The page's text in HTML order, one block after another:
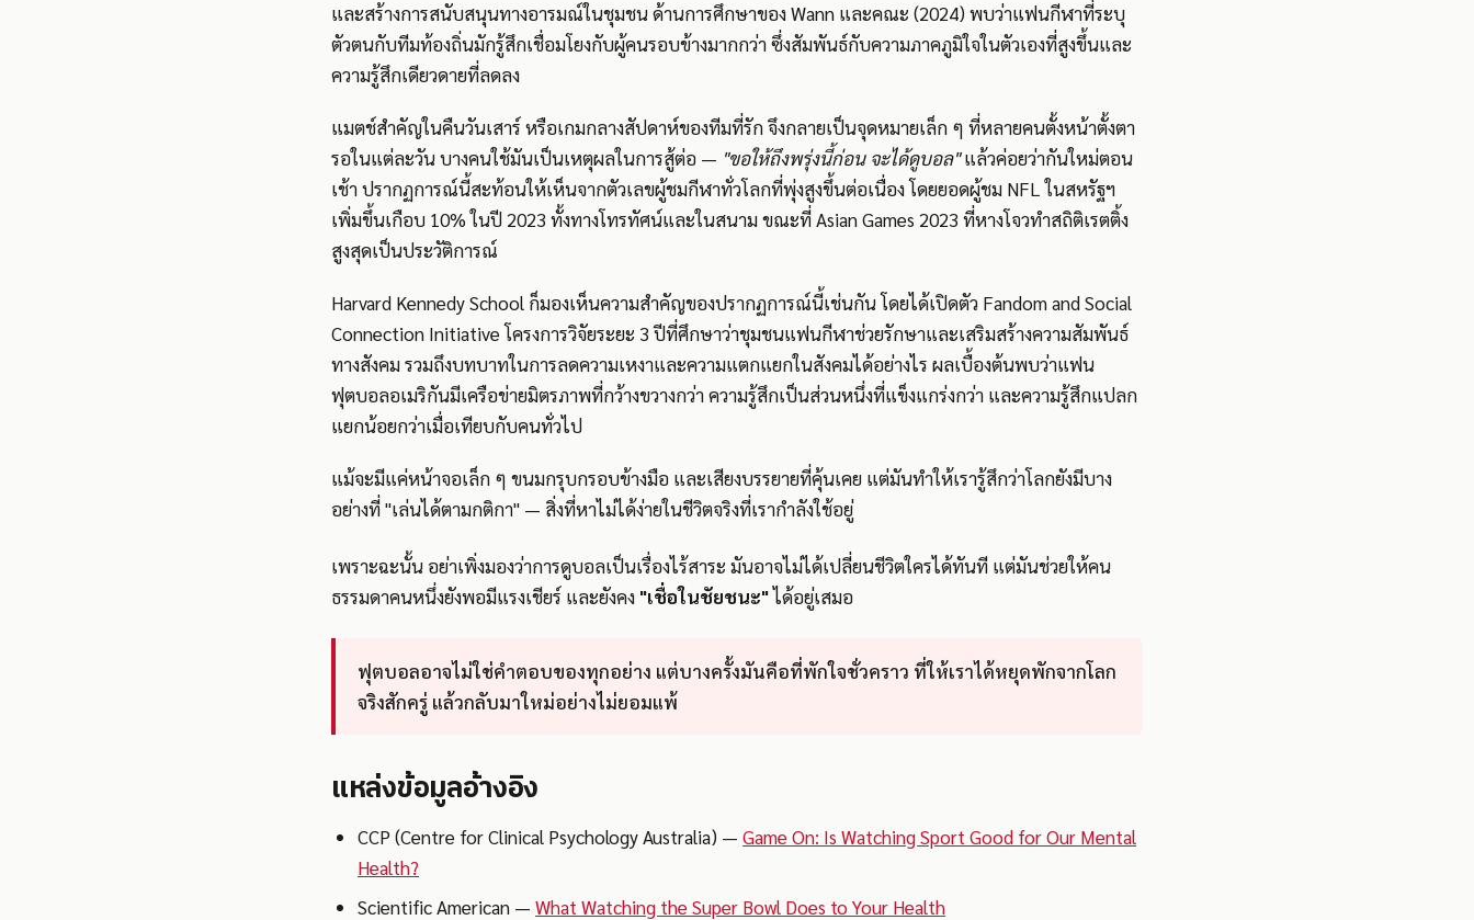
และสร้างการสนับสนุนทางอารมณ์ในชุมชน ด้านการศึกษาของ Wann และคณะ (2024) พบว่าแฟนกีฬาที่ระบุ
ตัวตนกับทีมท้องถิ่นมักรู้สึกเชื่อมโยงกับผู้คนรอบข้างมากกว่า ซึ่งสัมพันธ์กับความภาคภูมิใจในตัวเองที่สูงขึ้นและ
ความรู้สึกเดียวดายที่ลดลง
แมตช์สำคัญในคืนวันเสาร์ หรือเกมกลางสัปดาห์ของทีมที่รัก จึงกลายเป็นจุดหมายเล็ก ๆ ที่หลายคนตั้งหน้าตั้งตา
รอในแต่ละวัน บางคนใช้มันเป็นเหตุผลในการสู้ต่อ — "ขอให้ถึงพรุ่งนี้ก่อน จะได้ดูบอล"แล้วค่อยว่ากันใหม่ตอน
เช้า ปรากฏการณ์นี้สะท้อนให้เห็นจากตัวเลขผู้ชมกีฬาทั่วโลกที่พุ่งสูงขึ้นต่อเนื่อง โดยยอดผู้ชม NFL ในสหรัฐฯ
เพิ่มขึ้นเกือบ 10% ในปี 2023 ทั้งทางโทรทัศน์และในสนาม ขณะที่ Asian Games 2023 ที่หางโจวทำสถิติเรตติ้ง
สูงสุดเป็นประวัติการณ์
Harvard Kennedy School ก็มองเห็นความสำคัญของปรากฏการณ์นี้เช่นกัน โดยได้เปิดตัว Fandom and Social
Connection Initiative โครงการวิจัยระยะ 3 ปีที่ศึกษาว่าชุมชนแฟนกีฬาช่วยรักษาและเสริมสร้างความสัมพันธ์
ทางสังคม รวมถึงบทบาทในการลดความเหงาและความแตกแยกในสังคมได้อย่างไร ผลเบื้องต้นพบว่าแฟน
ฟุตบอลอเมริกันมีเครือข่ายมิตรภาพที่กว้างขวางกว่า ความรู้สึกเป็นส่วนหนึ่งที่แข็งแกร่งกว่า และความรู้สึกแปลก
แยกน้อยกว่าเมื่อเทียบกับคนทั่วไป
แม้จะมีแค่หน้าจอเล็ก ๆ ขนมกรุบกรอบข้างมือ และเสียงบรรยายที่คุ้นเคย แต่มันทำให้เรารู้สึกว่าโลกยังมีบาง
อย่างที่ "เล่นได้ตามกติกา" — สิ่งที่หาไม่ได้ง่ายในชีวิตจริงที่เรากำลังใช้อยู่
เพราะฉะนั้น อย่าเพิ่งมองว่าการดูบอลเป็นเรื่องไร้สาระ มันอาจไม่ได้เปลี่ยนชีวิตใครได้ทันที แต่มันช่วยให้คน
ธรรมดาคนหนึ่งยังพอมีแรงเชียร์ และยังคง "เชื่อในชัยชนะ"ได้อยู่เสมอ
ฟุตบอลอาจไม่ใช่คำตอบของทุกอย่าง แต่บางครั้งมันคือที่พักใจชั่วคราว ที่ให้เราได้หยุดพักจากโลก
จริงสักครู่ แล้วกลับมาใหม่อย่างไม่ยอมแพ้
แหล่งข้อมูลอ้างอิง
CCP (Centre for Clinical Psychology Australia) — Game On: Is Watching Sport Good for Our Mental
Health?
Scientific American — What Watching the Super Bowl Does to Your Health